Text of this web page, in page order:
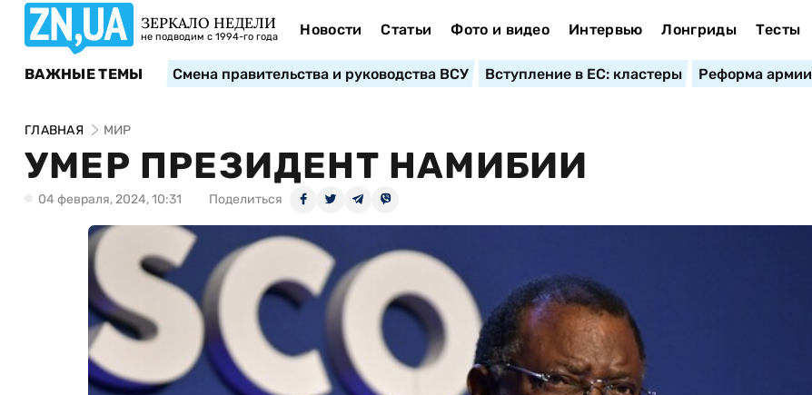
ЗЕРКАЛО НЕДЕЛИ
не подводим с 1994-го года Новости Статьи Фото и видео Интервью Лонгриды Тесты
ВАЖНЫЕ ТЕМЫ Смена правительства и руководства ВСУ Вступление в ЕС: кластеры Реформа армии
ГЛАВНАЯ МИР
УМЕР ПРЕЗИДЕНТ НАМИБИИ
04 февраля, 2024, 10:31 Поделиться